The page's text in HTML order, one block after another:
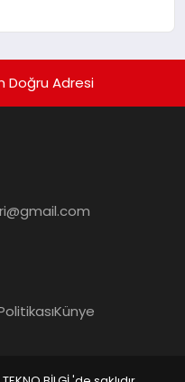
Doğru Adresi
Künye